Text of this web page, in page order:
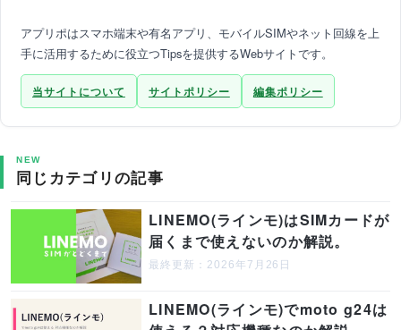
アプリポはスマホ端末や有名アプリ、モバイルSIMやネット回線を上
手に活用するために役立つTipsを提供するWebサイトです。
当サイトについて サイトポリシー 編集ポリシー
NEW
同じカテゴリの記事
LINEMO(ラインモ)はSIMカードが
届くまで使えないのか解説。
最終更新：2026年7月26日
LINEMO(ラインモ)でmoto g24は